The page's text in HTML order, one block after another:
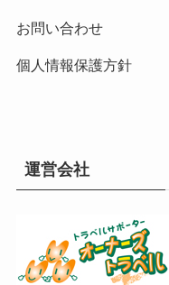
お問い合わせ
個人情報保護方針
運営会社